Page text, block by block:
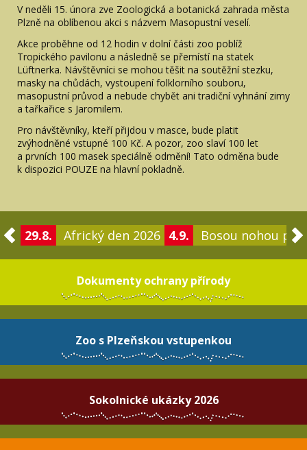
V neděli 15. února zve Zoologická a botanická zahrada města
Plzně na oblíbenou akci s názvem Masopustní veselí.
Akce proběhne od 12 hodin v dolní části zoo poblíž
Tropického pavilonu a následně se přemístí na statek
Lüftnerka. Návštěvníci se mohou těšit na soutěžní stezku,
masky na chůdách, vystoupení folklorního souboru,
masopustní průvod a nebude chybět ani tradiční vyhnání zimy
a tařkařice s Jaromilem.
Pro návštěvníky, kteří přijdou v masce, bude platit
zvýhodněné vstupné 100 Kč. A pozor, zoo slaví 100 let
a prvních 100 masek speciálně odmění! Tato odměna bude
k dispozici POUZE na hlavní pokladně.
29.8. Africký den 2026 4.9. Bosou nohou po
Dokumenty ochrany přírody
Zoo s Plzeňskou vstupenkou
Sokolnické ukázky 2026